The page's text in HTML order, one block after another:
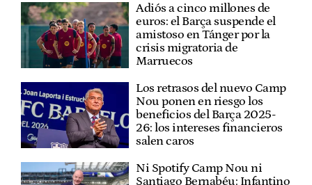
Adiós a cinco millones de
euros: el Barça suspende el
amistoso en Tánger por la
crisis migratoria de
Marruecos
Los retrasos del nuevo Camp
Nou ponen en riesgo los
beneficios del Barça 2025-
26: los intereses financieros
salen caros
Ni Spotify Camp Nou ni
Santiago Bernabéu: Infantino